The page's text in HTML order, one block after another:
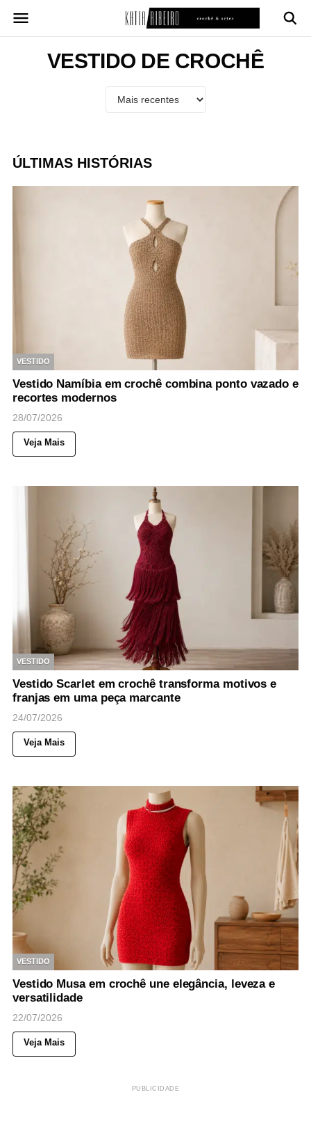
para
VESTIDO DE CROCHÊ
ÚLTIMAS HISTÓRIAS
VESTIDO
Vestido Namíbia em crochê combina ponto vazado e
recortes modernos
28/07/2026
Veja Mais
VESTIDO
Vestido Scarlet em crochê transforma motivos e
franjas em uma peça marcante
24/07/2026
Veja Mais
VESTIDO
Vestido Musa em crochê une elegância, leveza e
versatilidade
22/07/2026
Veja Mais
PUBLICIDADE